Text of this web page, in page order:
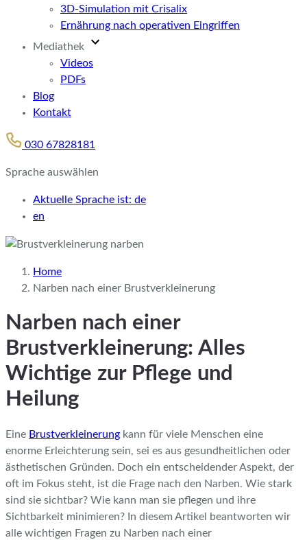
3D-Simulation mit Crisalix
Ernährung nach operativen Eingriffen
Mediathek
Videos
PDFs
Blog
Kontakt
030 67828181
Sprache auswählen
Aktuelle Sprache ist: de
en
Home
Narben nach einer Brustverkleinerung
Narben nach einer
Brustverkleinerung: Alles
Wichtige zur Pflege und
Heilung
Eine Brustverkleinerung kann für viele Menschen eine
enorme Erleichterung sein, sei es aus gesundheitlichen oder
ästhetischen Gründen. Doch ein entscheidender Aspekt, der
oft im Fokus steht, ist die Frage nach den Narben. Wie stark
sind sie sichtbar? Wie kann man sie pflegen und ihre
Sichtbarkeit minimieren? In diesem Artikel beantworten wir
alle wichtigen Fragen zu Narben nach einer